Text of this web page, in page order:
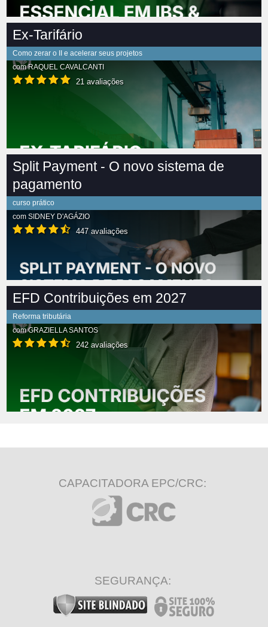
Ex-Tarifário
Como zerar o II e acelerar seus projetos
comRAQUEL CAVALCANTI
21 avaliações
Split Payment - O novo sistema de
pagamento
curso prático
com SIDNEY D'AGÁZIO
447 avaliações
EFD Contribuições em 2027
Reforma tributária
comGRAZIELLA SANTOS
242 avaliações
CAPACITADORA EPC/CRC:
SEGURANÇA: